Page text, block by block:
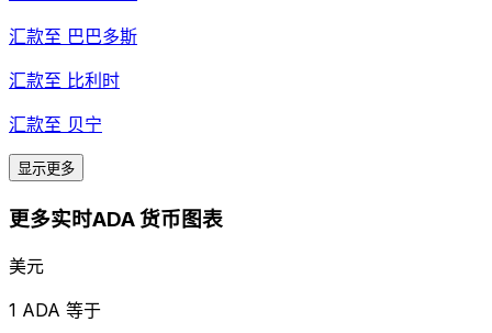
汇款至 巴巴多斯
汇款至 比利时
汇款至 贝宁
显示更多
更多实时ADA 货币图表
美元
1 ADA 等于